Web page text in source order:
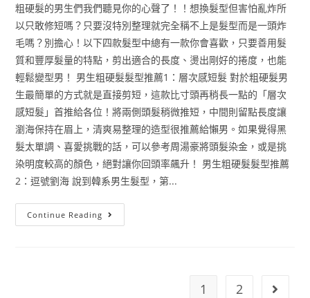
粗硬髮的男生們我們聽見你的心聲了！！想換髮型但害怕亂炸所
以只敢修短嗎？只要沒特別整理就完全稱不上是髮型而是一頭炸
毛嗎？別擔心！以下四款髮型中總有一款你會喜歡，只要善用髮
質和豐厚髮量的特點，剪出適合的長度、燙出剛好的捲度，也能
輕鬆變型男！ 男生粗硬髮髮型推薦1：層次感短髮 對於粗硬髮男
生最簡單的方式就是直接剪短，這款比寸頭再稍長一點的「層次
感短髮」首推給各位！將兩側頭髮稍微推短，中間則留點長度讓
瀏海保持在眉上，清爽易整理的造型很推薦給懶男。如果覺得黑
髮太單調、喜愛挑戰的話，可以參考周湯豪將頭髮染金，或是挑
染明度較高的顏色，絕對讓你回頭率飆升！ 男生粗硬髮髮型推薦
2：逗號劉海 說到韓系男生髮型，第...
Continue Reading
1 2